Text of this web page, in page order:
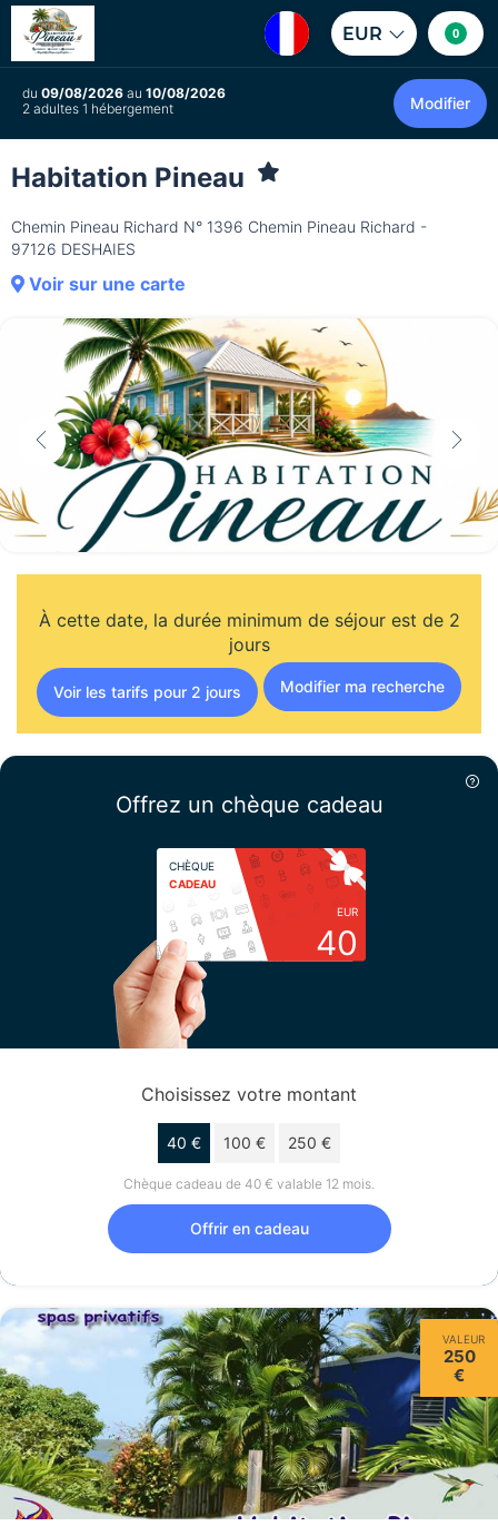
EUR 0
du 09/08/2026 au 10/08/2026
2 adultes 1 hébergement
Modifier
Habitation Pineau
Chemin Pineau Richard N° 1396 Chemin Pineau Richard -
97126 DESHAIES
Voir sur une carte
À cette date, la durée minimum de séjour est de 2
jours
Voir les tarifs pour 2 jours Modifier ma recherche
Offrez un chèque cadeau
CHÈQUE
CADEAU
EUR
40
Choisissez votre montant
40 € 100 € 250 €
Chèque cadeau de 40 € valable 12 mois.
Offrir en cadeau
VALEUR
250
€